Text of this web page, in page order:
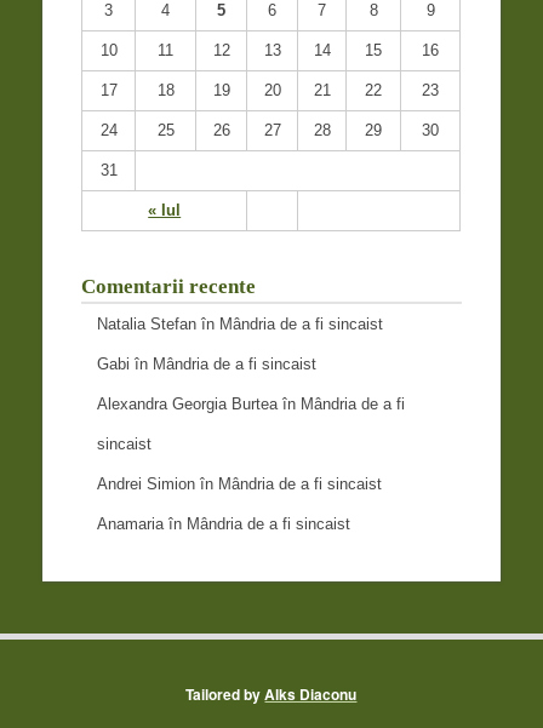
« Iul
3 4 5 6 7 8 9
10 11 12 13 14 15 16
17 18 19 20 21 22 23
24 25 26 27 28 29 30
31
Comentarii recente
Natalia Stefan în Mândria de a fi sincaist
Gabi în Mândria de a fi sincaist
Alexandra Georgia Burteaîn Mândria de a fi
sincaist
Andrei Simion în Mândria de a fi sincaist
Anamariaîn Mândria de a fi sincaist
Tailored byAlks Diaconu